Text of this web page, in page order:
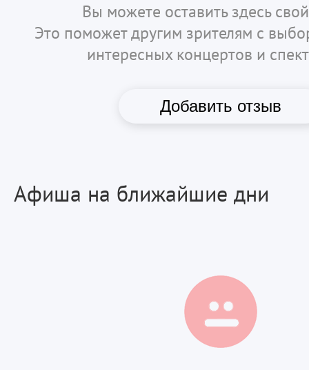
Вы можете оставить здесь
Это поможет другим зрителям с
интересных концертов и
Добавить отзыв
Афиша на ближайшие дни